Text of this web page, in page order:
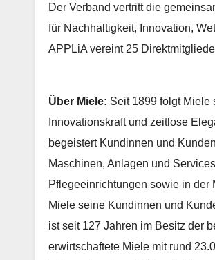
Der Verband vertritt die
für Nachhaltigkeit, Innovation,
APPLiA vereint 25
Über Miele: Seit 1899 folgt Miele
Innovationskraft und zeitlose
begeistert Kundinnen und
Maschinen, Anlagen und
Pflegeeinrichtungen sowie in der
Miele seine Kundinnen und
ist seit 127 Jahren im Besitz der
erwirtschaftete Miele mit rund